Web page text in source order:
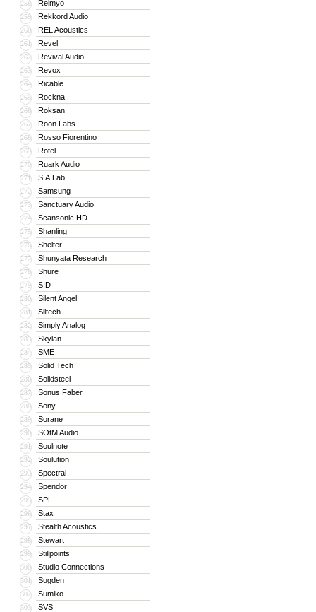
258 Reimyo
259 Rekkord Audio
260 REL Acoustics
261 Revel
262 Revival Audio
263 Revox
264 Ricable
265 Rockna
266 Roksan
267 Roon Labs
268 Rosso Fiorentino
269 Rotel
270 Ruark Audio
271 S.A.Lab
272 Samsung
273 Sanctuary Audio
274 Scansonic HD
275 Shanling
276 Shelter
277 Shunyata Research
278 Shure
279 SID
280 Silent Angel
281 Siltech
282 Simply Analog
283 Skylan
284 SME
285 Solid Tech
286 Solidsteel
287 Sonus Faber
288 Sony
289 Sorane
290 SOtM Audio
291 Soulnote
292 Soulution
293 Spectral
294 Spendor
295 SPL
296 Stax
297 Stealth Acoustics
298 Stewart
299 Stillpoints
300 Studio Connections
301 Sugden
302 Sumiko
303 SVS